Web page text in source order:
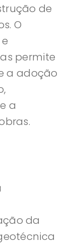
de
O
permite
a adoção
a
da